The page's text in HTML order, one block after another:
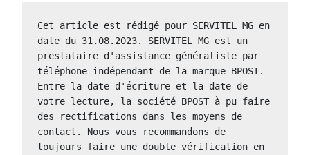
Cet article est rédigé pour SERVITEL MG en
date du 31.08.2023. SERVITEL MG est un
prestataire d'assistance généraliste par
téléphone indépendant de la marque BPOST.
Entre la date d'écriture et la date de
votre lecture, la société BPOST à pu faire
des rectifications dans les moyens de
contact. Nous vous recommandons de
toujours faire une double vérification en